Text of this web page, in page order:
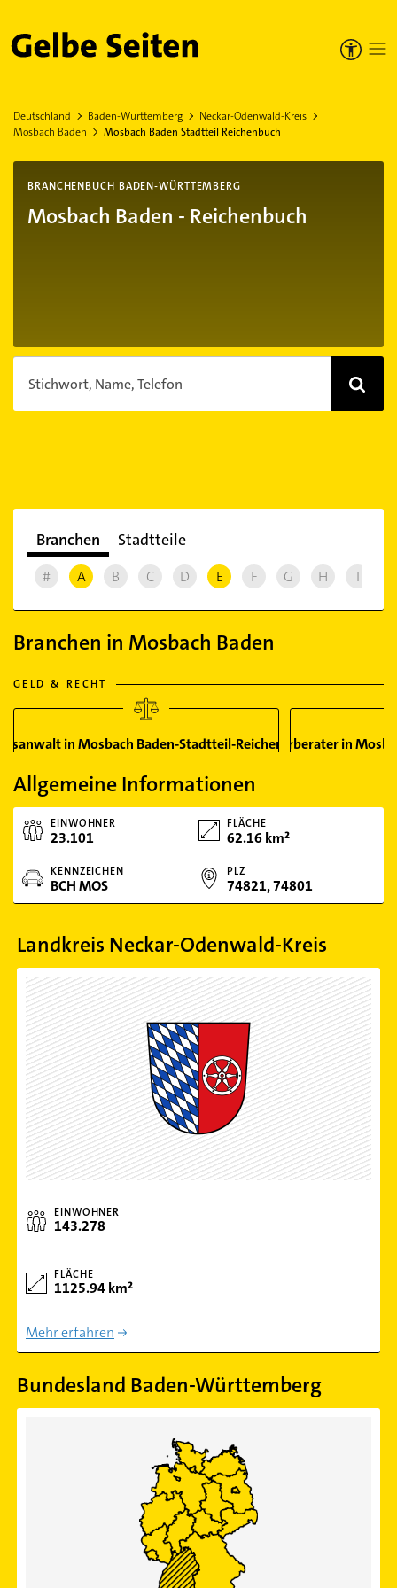
Gelbe Seiten
Deutschland Baden-Württemberg
Neckar-Odenwald-Kreis
Mosbach Baden
Mosbach Baden Stadtteil Reichenbuch
BRANCHENBUCH BADEN-WÜRTTEMBERG
Mosbach Baden - Reichenbuch
Stichwort, Name, Telefon
Branchen Stadtteile
# A B C D E F G H I
Branchen in Mosbach Baden
GELD & RECHT
in Mosbach Baden-Stadtteil-Reichenbuch
Steuerberater in
Allgemeine Informationen
EINWOHNER
23.101
FLÄCHE
62.16 km²
KENNZEICHEN
BCH MOS
PLZ
74821, 74801
Landkreis Neckar-Odenwald-Kreis
EINWOHNER
143.278
FLÄCHE
1125.94 km²
Mehr erfahren
Bundesland Baden-Württemberg